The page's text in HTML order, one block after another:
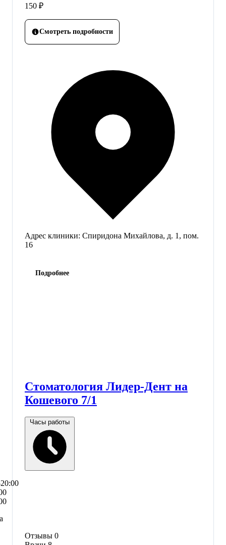
150 ₽
Смотреть подробности
Адрес клиники: Спиридона Михайлова, д. 1, пом.
16
Подробнее
Стоматология Лидер-Дент на
Кошевого 7/1
Часы работы
Отзывы 0